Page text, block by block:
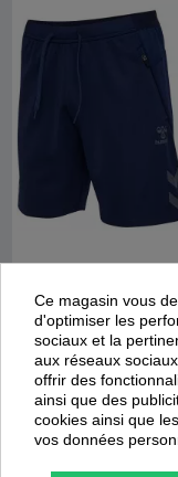
Hummel
44,90 €
26,94
Ce magasin vous
d'optimiser les
sociaux et la
aux réseaux
offrir des
ainsi que des
cookies ainsi que
vos données